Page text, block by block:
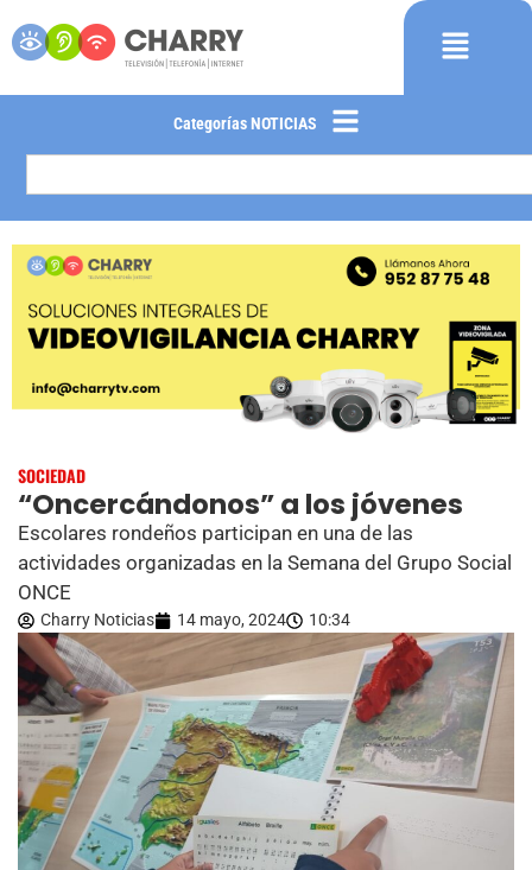
Categorías NOTICIAS
SOCIEDAD
“Oncercándonos” a los jóvenes
Escolares rondeños participan en una de las
actividades organizadas en la Semana del Grupo Social
ONCE
Charry Noticias 14 mayo, 2024 10:34